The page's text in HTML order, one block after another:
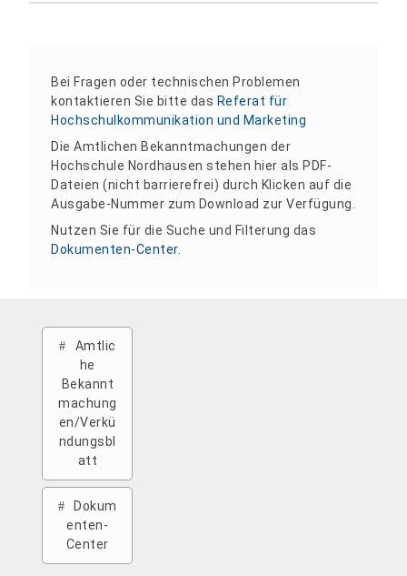
Bei Fragen oder technischen Problemen
kontaktieren Sie bitte das Referat für
Hochschulkommunikation und Marketing
Die Amtlichen Bekanntmachungen der
Hochschule Nordhausen stehen hier als PDF-
Dateien (nicht barrierefrei) durch Klicken auf die
Ausgabe-Nummer zum Download zur Verfügung.
Nutzen Sie für die Suche und Filterung das
Dokumenten-Center.
Amtlic
he
Bekannt
machung
en/Verkü
ndungsbl
att
Dokum
enten-
Center